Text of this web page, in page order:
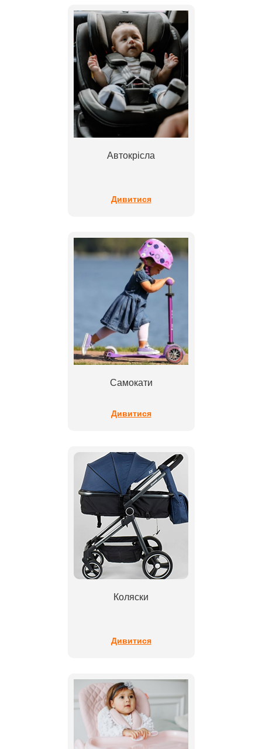
Автокрісла
Дивитися
Самокати
Дивитися
Коляски
Дивитися